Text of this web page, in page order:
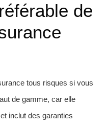
de
tous risques si vous
de gamme, car elle
et inclut des garanties